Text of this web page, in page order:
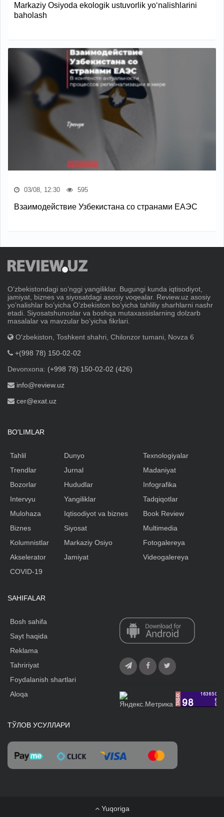
Markaziy Osiyoda ekologik ustuvorlik yo‘nalishlarini
baholash
03/08, 12:30 595
Взаимодействие Узбекистана со странами ЕАЭС
Oʼzbekistondagi soʼnggi yangiliklar. Bugungi kunda iqtisodiyot,
jamiyat, biznes va siyosatdagi asosiy voqealar. Review.uz asosiy
yoʼnalishlar boʼyicha Oʼzbekiston boʼyicha tahliliy sharhlarni nashr
etadi. Siyosatshunoslar va boshqa mutaxassislarning dolzarb
masalalar va mavzular boʼyicha fikrlari.
O'zbekiston, Toshkent shahri, Chilonzor tumani, Novza 6
+(998 78) 150-02-02
Devonxona: (+998 78) 150-02-02 (426)
info@review.uz
cer@exat.uz
BO'LIMLAR
Tahlil
Trendlar
Bozorlar
Intervyu
Mulohaza
Biznes
Kolumnistlar
Akselerator
Dunyo
Jurnal
Hududlar
Yangiliklar
Iqtisodiyot va biznes
Siyosat
Markaziy Osiyo
Jamiyat
Texnologiyalar
Madaniyat
Infografika
Tadqiqotlar
Book Review
Multimedia
Fotogalereya
Videogalereya
COVID-19
SAHIFALAR
Bosh sahifa
Sayt haqida
Reklama
Tahririyat
Foydalanish shartlari
Aloqa
ТЎЛОВ УСУЛЛАРИ
Yuqoriga